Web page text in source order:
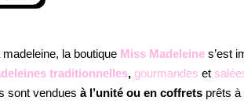
la boutique Miss Madeleine s’est
traditionnelles, gourmandes et
sont vendues à l’unité ou en coffrets prêts